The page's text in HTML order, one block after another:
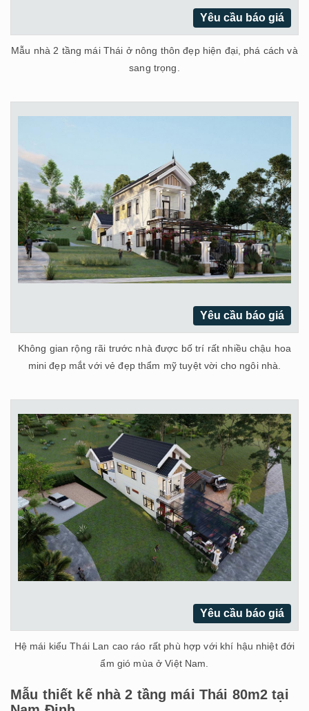
Yêu cầu báo giá
Mẫu nhà 2 tầng mái Thái ở nông thôn đẹp hiện đại, phá cách và
sang trọng.
Yêu cầu báo giá
Không gian rộng rãi trước nhà được bố trí rất nhiều chậu hoa
mini đẹp mắt với vẻ đẹp thẩm mỹ tuyệt vời cho ngôi nhà.
Yêu cầu báo giá
Hệ mái kiểu Thái Lan cao ráo rất phù hợp với khí hậu nhiệt đới
ẩm gió mùa ở Việt Nam.
Mẫu thiết kế nhà 2 tầng mái Thái 80m2 tại